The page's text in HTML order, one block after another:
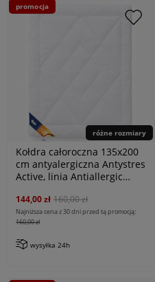
różne rozmiary
Kołdra całoroczna 135x200
cm antyalergiczna Antystres
Active, linia Antiallergic
144,00 zł 160,00 zł
Najniższa cena z 30 dni przed tą promocją:
160,00 zł
wysyłka 24h
promocja